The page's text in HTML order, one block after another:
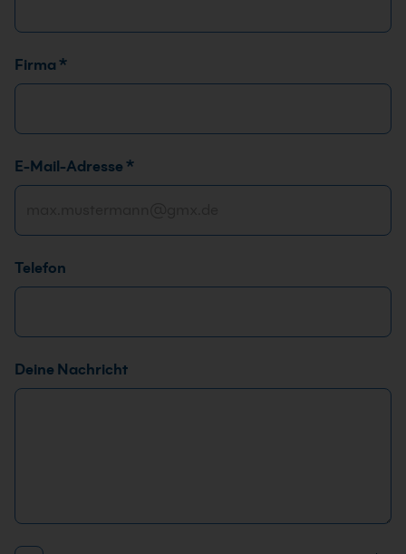
Firma *
E-Mail-Adresse *
Telefon
*
F
-
M
Deine Nachricht